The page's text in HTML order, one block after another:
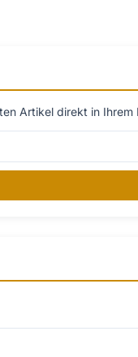
Artikel direkt in